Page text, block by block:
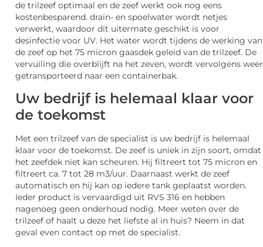
de trilzeef optimaal en de zeef werkt ook nog eens
kostenbesparend. drain- en spoelwater wordt netjes
verwerkt, waardoor dit uitermate geschikt is voor
desinfectie voor UV. Het water wordt tijdens de werking van
de zeef op het 75 micron gaasdek geleid van de trilzeef. De
vervuiling die overblijft na het zeven, wordt vervolgens weer
getransporteerd naar een containerbak.
Uw bedrijf is helemaal klaar voor
de toekomst
Met een trilzeef van de specialist is uw bedrijf is helemaal
klaar voor de toekomst. De zeef is uniek in zijn soort, omdat
het zeefdek niet kan scheuren. Hij filtreert tot 75 micron en
filtreert ca. 7 tot 28 m3/uur. Daarnaast werkt de zeef
automatisch en hij kan op iedere tank geplaatst worden.
Ieder product is vervaardigd uit RVS 316 en hebben
nagenoeg geen onderhoud nodig. Meer weten over de
trilzeef of haalt u deze het liefste al in huis? Neem in dat
geval even contact op met de specialist.